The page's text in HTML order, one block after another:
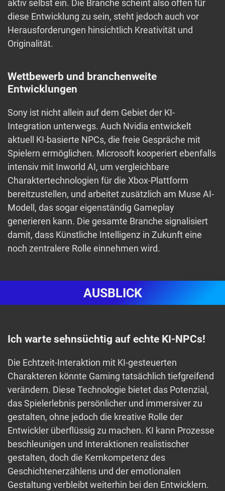
aktiv selbst ein. Die Branche scheint also offen für
diese Entwicklung zu sein, steht jedoch auch vor
Herausforderungen hinsichtlich Kreativität und
Originalität.
Wettbewerb und branchenweite
Entwicklungen
Sony ist nicht allein auf dem Gebiet der KI-
Integration unterwegs. Auch Nvidia entwickelt
aktuell KI-basierte NPCs, die freie Gespräche mit
Spielern ermöglichen. Microsoft kooperiert ebenfalls
intensiv mit Inworld AI, um vergleichbare
Charaktertechnologien für die Xbox-Plattform
bereitzustellen, und arbeitet zusätzlich am Muse AI-
Modell, das sogar eigenständig Gameplay
generieren kann. Die gesamte Branche signalisiert
damit, dass Künstliche Intelligenz in Zukunft eine
noch zentralere Rolle einnehmen wird.
AUSBLICK
Ich warte sehnsüchtig auf echte KI-NPCs!
Die Echtzeit-Interaktion mit KI-gesteuerten
Charakteren könnte Gaming tatsächlich tiefgreifend
verändern. Diese Technologie bietet das Potenzial,
das Spielerlebnis persönlicher und immersiver zu
gestalten, ohne jedoch die kreative Rolle der
Entwickler überflüssig zu machen. KI kann Prozesse
beschleunigen und Interaktionen realistischer
gestalten, doch die Kernkompetenz des
Geschichtenerzählens und der emotionalen
Gestaltung verbleibt weiterhin bei den Entwicklern.